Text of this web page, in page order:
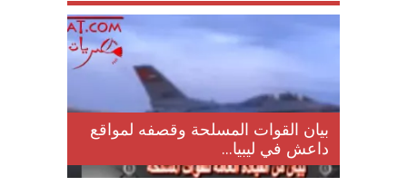
بيان القوات المسلحة وقصفه لمواقع
داعش في ليبيا...